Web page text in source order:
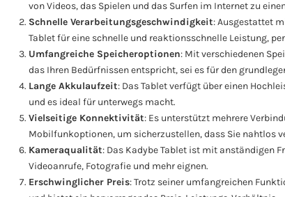
von Videos, das Spielen und das Surfen im Internet zu
Schnelle Verarbeitungsgeschwindigkeit: Ausgestattet
Tablet für eine schnelle und reaktionsschnelle Leistung,
Umfangreiche Speicheroptionen: Mit verschiedenen
das Ihren Bedürfnissen entspricht, sei es für den
Lange Akkulaufzeit: Das Tablet verfügt über einen
und es ideal für unterwegs macht.
Vielseitige Konnektivität: Es unterstützt mehrere
Mobilfunkoptionen, um sicherzustellen, dass Sie nahtlos
Kameraqualität: Das Kadybe Tablet ist mit anständigen
Videoanrufe, Fotografie und mehr eignen.
Erschwinglicher Preis: Trotz seiner umfangreichen